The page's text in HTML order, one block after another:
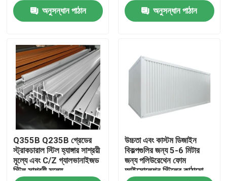
পণ্য
আমাদের সম্বন্ধে
কারখানা পরিদর্শন
গুণমান নিয়ন্ত্রণ
অনুসন্ধান পাঠান
অনুসন্ধান পাঠান
Q355B Q235B গ্রেডের
স্ট্রাকচারাল স্টিল হ্যাঙ্গার সাশ্রয়ী
মূল্যে এবং C/Z গ্যালভানাইজড
স্টিল সাশ্রয়ী মূল্যে
উচ্চতা এবং কাস্টম ডিজাইন
বিকল্পগুলির জন্য 5-6 মিটার
জন্য পলিউরেথেন ফোম
আইসোলেশন স্টিলের কাঠামো